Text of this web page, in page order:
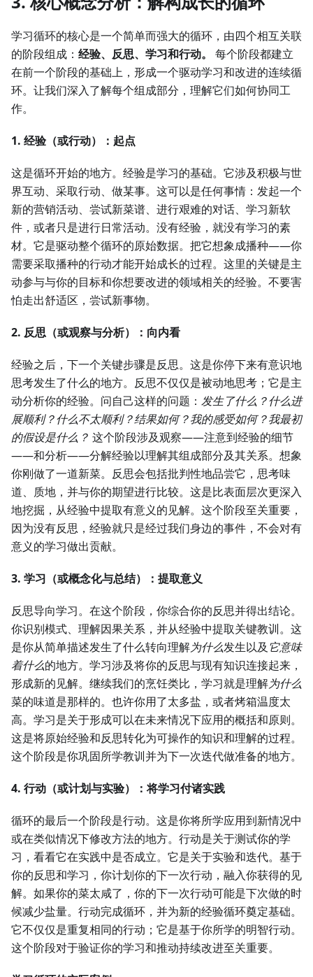
学习循环的核心是一个简单而强大的循环，由四个相互关联
的阶段组成： 经验、反思、学习和行动。
每个阶段都建立
在前一个阶段的基础上，形成一个驱动学习和改进的连续循
环。让我们深入了解每个组成部分，理解它们如何协同工
作。
1. 经验（或行动）：起点
这是循环开始的地方。经验是学习的基础。它涉及积极与世
界互动、采取行动、做某事。这可以是任何事情：发起一个
新的营销活动、尝试新菜谱、进行艰难的对话、学习新软
件，或者只是进行日常活动。没有经验，就没有学习的素
材。它是驱动整个循环的原始数据。把它想象成播种——你
需要采取播种的行动才能开始成长的过程。这里的关键是主
动参与与你的目标和你想要改进的领域相关的经验。不要害
怕走出舒适区，尝试新事物。
2. 反思（或观察与分析）：向内看
经验之后，下一个关键步骤是反思。这是你停下来有意识地
思考发生了什么的地方。反思不仅仅是被动地思考；它是主
动分析你的经验。问自己这样的问题： 发生了什么？什么进
展顺利？什么不太顺利？结果如何？我的感受如何？我最初
的假设是什么？ 这个阶段涉及观察——注意到经验的细节
——和分析——分解经验以理解其组成部分及其关系。想象
你刚做了一道新菜。反思会包括批判性地品尝它，思考味
道、质地，并与你的期望进行比较。这是比表面层次更深入
地挖掘，从经验中提取有意义的见解。这个阶段至关重要，
因为没有反思，经验就只是经过我们身边的事件，不会对有
意义的学习做出贡献。
3. 学习（或概念化与总结）：提取意义
反思导向学习。在这个阶段，你综合你的反思并得出结论。
你识别模式、理解因果关系，并从经验中提取关键教训。这
是你从简单描述发生了什么转向理解为什么发生以及 它意味
着什么的地方。学习涉及将你的反思与现有知识连接起来，
形成新的见解。继续我们的烹饪类比，学习就是理解为什么
菜的味道是那样的。也许你用了太多盐，或者烤箱温度太
高。学习是关于形成可以在未来情况下应用的概括和原则。
这是将原始经验和反思转化为可操作的知识和理解的过程。
这个阶段是你巩固所学教训并为下一次迭代做准备的地方。
4. 行动（或计划与实验）：将学习付诸实践
循环的最后一个阶段是行动。这是你将所学应用到新情况中
或在类似情况下修改方法的地方。行动是关于测试你的学
习，看看它在实践中是否成立。它是关于实验和迭代。基于
你的反思和学习，你计划你的下一次行动，融入你获得的见
解。如果你的菜太咸了，你的下一次行动可能是下次做的时
候减少盐量。行动完成循环，并为新的经验循环奠定基础。
它不仅仅是重复相同的行动；它是基于你所学的明智行动。
这个阶段对于验证你的学习和推动持续改进至关重要。